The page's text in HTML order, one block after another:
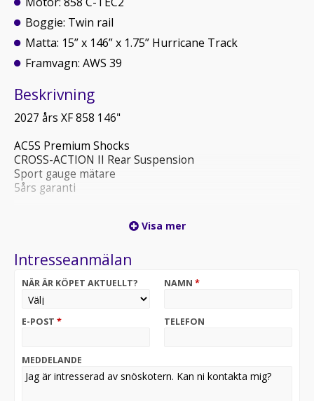
Boggie: Twin rail
Matta: 15” x 146” x 1.75” Hurricane Track
Framvagn: AWS 39
Beskrivning
2027 års XF 858 146"
AC5S Premium Shocks
CROSS-ACTION II Rear Suspension
Sport gauge mätare
5års garanti
provkörning. Vi tar även er Hojj, Atv eller andra fordon i
Visa mer
Intresseanmälan
NÄR ÄR KÖPET AKTUELLT? NAMN *
E-POST * TELEFON
MEDDELANDE